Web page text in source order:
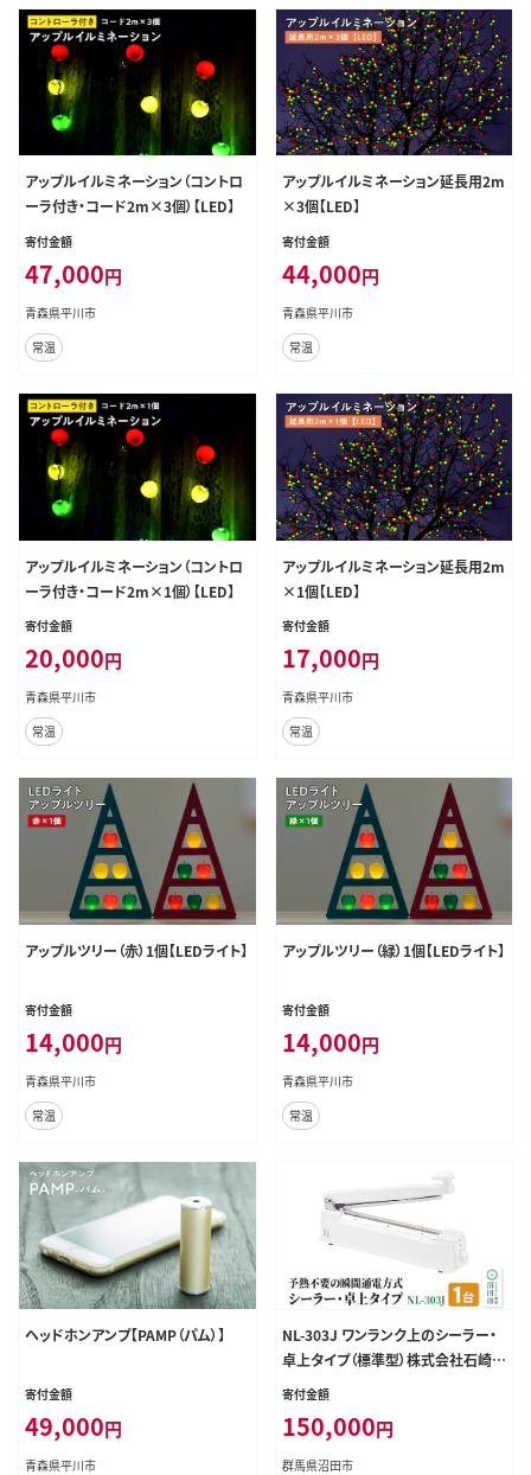
アップルイルミネーション（コントロ
ーラ付き・コード2m×3個）【LED】
寄付金額
47,000円
青森県平川市
常温
アップルイルミネーション延長用2m
×3個【LED】
寄付金額
44,000円
青森県平川市
常温
アップルイルミネーション（コントロ
ーラ付き・コード2m×1個）【LED】
寄付金額
20,000円
青森県平川市
常温
アップルイルミネーション延長用2m
×1個【LED】
寄付金額
17,000円
青森県平川市
常温
アップルツリー（赤）1個【LEDライト】
寄付金額
14,000円
青森県平川市
常温
アップルツリー（緑）1個【LEDライト】
寄付金額
14,000円
青森県平川市
常温
ヘッドホンアンプ【PAMP（パム）】
寄付金額
49,000円
青森県平川市
NL-303J ワンランク上のシーラー・
卓上タイプ（標準型）株式会社石崎電
機製作所
寄付金額
150,000円
群馬県沼田市